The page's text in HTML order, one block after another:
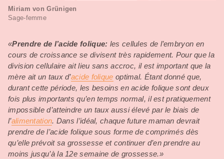
Miriam von Grünigen
Sage-femme
«Prendre de l’acide folique: les cellules de l’embryon en
cours de croissance se divisent très rapidement. Pour que la
division cellulaire ait lieu sans accroc, il est important que la
mère ait un taux d’acide folique optimal. Étant donné que,
durant cette période, les besoins en acide folique sont deux
fois plus importants qu’en temps normal, il est pratiquement
impossible d’atteindre un taux aussi élevé par le biais de
l’alimentation. Dans l’idéal, chaque future maman devrait
prendre de l’acide folique sous forme de comprimés dès
qu’elle prévoit sa grossesse et continuer d’en prendre au
moins jusqu’à la 12e semaine de grossesse.»